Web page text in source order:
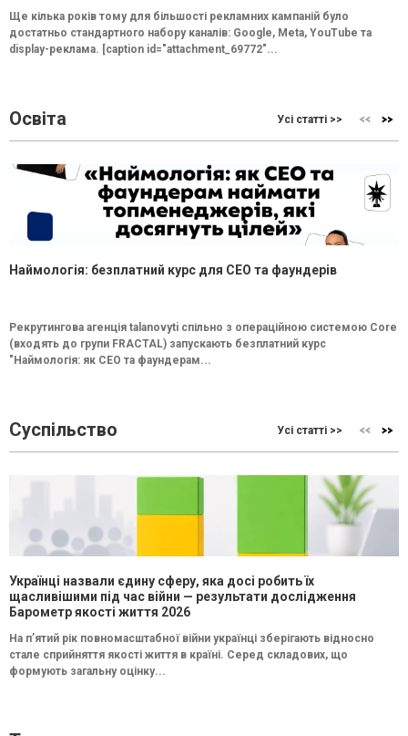
Ще кілька років тому для більшості рекламних кампаній було
достатньо стандартного набору каналів: Google, Meta, YouTube та
display-реклама. [caption id="attachment_69772"...
Освіта Усі статті >>
Наймологія: безплатний курс для CEO та фаундерів
Рекрутингова агенція talanovyti спільно з операційною системою Core
(входять до групи FRACTAL) запускають безплатний курс
"Наймологія: як СEO та фаундерам...
Суспільство Усі статті >>
Українці назвали єдину сферу, яка досі робить їх
щасливішими під час війни — результати дослідження
Барометр якості життя 2026
На п’ятий рік повномасштабної війни українці зберігають відносно
стале сприйняття якості життя в країні. Серед складових, що
формують загальну оцінку...